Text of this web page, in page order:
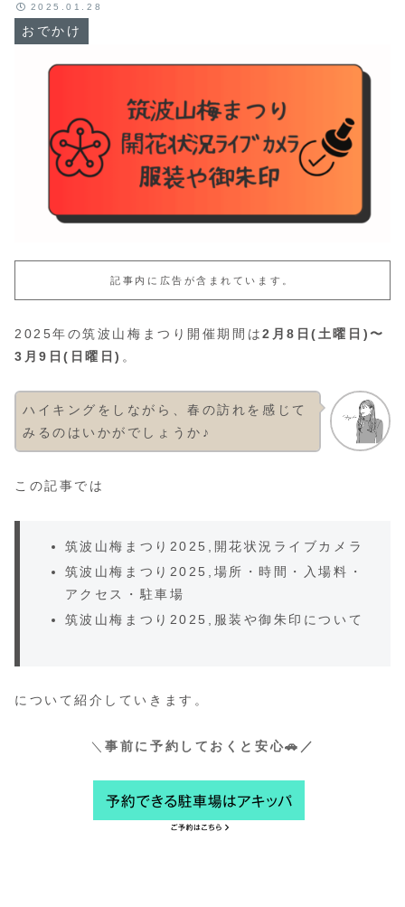
おでかけ
2025.01.28
記事内に広告が含まれています。
2025年の筑波山梅まつり開催期間は2月8日(土曜日)〜
3月9日(日曜日) 。
ハイキングをしながら、春の訪れを感じて
みるのはいかがでしょうか♪
この記事では
筑波山梅まつり2025,開花状況ライブカメラ
筑波山梅まつり2025,場所・時間・入場料・
アクセス・駐車場
筑波山梅まつり2025,服装や御朱印について
について紹介していきます。
＼事前に予約しておくと安心🚗／